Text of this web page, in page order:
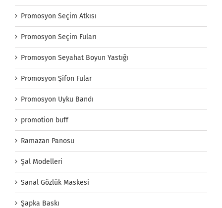
Promosyon Seçim Atkısı
Promosyon Seçim Fuları
Promosyon Seyahat Boyun Yastığı
Promosyon Şifon Fular
Promosyon Uyku Bandı
promotion buff
Ramazan Panosu
Şal Modelleri
Sanal Gözlük Maskesi
Şapka Baskı